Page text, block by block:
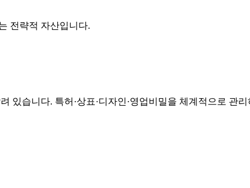
전략적 자산입니다.
있습니다. 특허·상표·디자인·영업비밀을 체계적으로 관